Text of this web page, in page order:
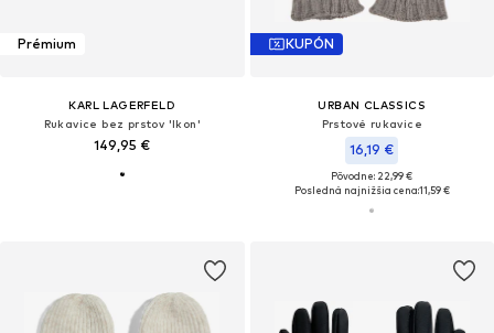
Prémium
KARL LAGERFELD
Rukavice bez prstov 'Ikon'
149,95 €
KUPÓN
URBAN CLASSICS
Prstové rukavice
16,19 €
Pôvodne: 22,99 €
Posledná najnižšia cena:11,59 €